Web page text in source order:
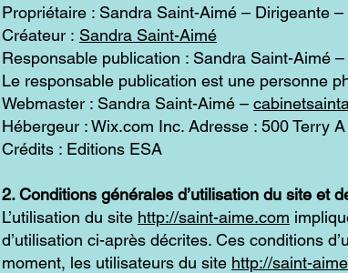
Propriétaire : Sandra Saint-Aimé – Dirigeante
Créateur : Sandra Saint-Aimé
Responsable publication : Sandra Saint-Aimé –
Le responsable publication est une personne
Webmaster : Sandra Saint-Aimé –
Hébergeur : Wix.com Inc. Adresse : 500 Terry
Crédits : Editions ESA
2. Conditions générales d’utilisation du site et
L’utilisation du site http://saint-aime.com
d’utilisation ci-après décrites. Ces conditions
moment, les utilisateurs du site http://saint-